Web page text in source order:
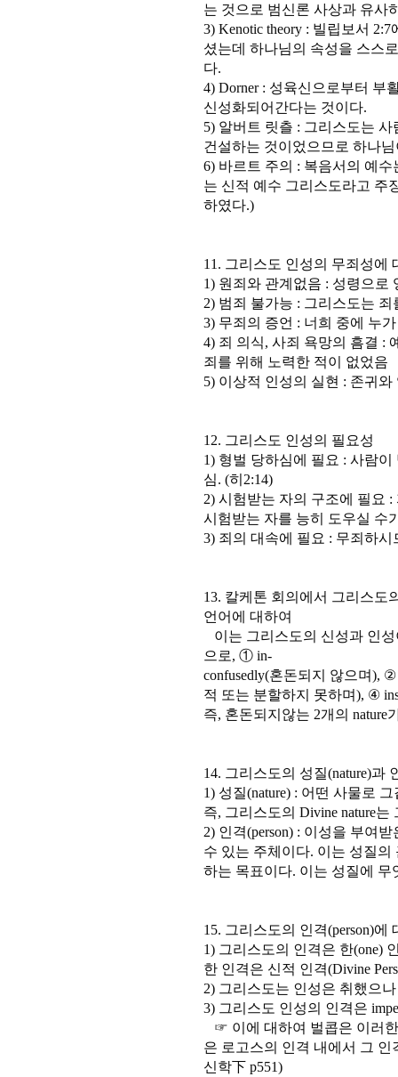
는 것으로 범신론 사상과 유사
3) Kenotic theory : 빌립보서
셨는데 하나님의 속성을 스스
다.
4) Dorner : 성육신으로부터 부
신성화되어간다는 것이다.
5) 알버트 릿츨 : 그리스도는
건설하는 것이었으므로 하나
6) 바르트 주의 : 복음서의 예
는 신적 예수 그리스도라고 주
하였다.)
11. 그리스도 인성의 무죄성에
1) 원죄와 관계없음 : 성령으로
2) 범죄 불가능 : 그리스도는
3) 무죄의 증언 : 너희 중에 누
4) 죄 의식, 사죄 욕망의 흠결 :
죄를 위해 노력한 적이 없었음
5) 이상적 인성의 실현 : 존귀
12. 그리스도 인성의 필요성
1) 형벌 당하심에 필요 : 사람
심. (히2:14)
2) 시험받는 자의 구조에 필요
시험받는 자를 능히 도우실 수
3) 죄의 대속에 필요 : 무죄하
13. 칼케톤 회의에서 그리스도
언어에 대하여
이는 그리스도의 신성과 인
으로, ① in-
confusedly(혼돈되지 않으며),
적 또는 분할하지 못하며), ④
즉, 혼돈되지않는 2개의 nature
14. 그리스도의 성질(nature)과
1) 성질(nature) : 어떤 사물로
즉, 그리스도의 Divine nature는
2) 인격(person) : 이성을 부여
수 있는 주체이다. 이는 성질
하는 목표이다. 이는 성질에
15. 그리스도의 인격(person)에
1) 그리스도의 인격은 한(one)
한 인격은 신적 인격(Divine
2) 그리스도는 인성은 취했으
3) 그리스도 인성의 인격은
☞ 이에 대하여 벌콥은 이러
은 로고스의 인격 내에서 그
신학下 p551)